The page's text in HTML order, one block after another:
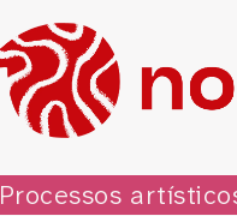
Processos